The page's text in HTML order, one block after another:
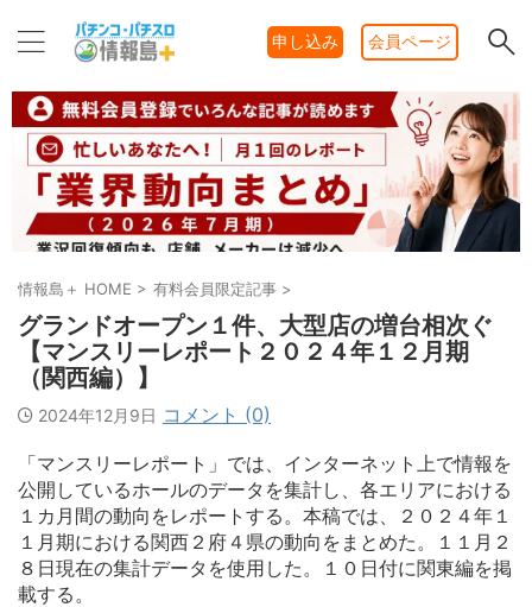
申し込み 会員ページ
情報島＋ HOME > 有料会員限定記事 >
グランドオープン１件、大型店の増台相次ぐ
【マンスリーレポート２０２４年１２月期
（関西編）】
2024年12月9日 コメント (0)
「マンスリーレポート」では、インターネット上で情報を
公開しているホールのデータを集計し、各エリアにおける
１カ月間の動向をレポートする。本稿では、２０２４年１
１月期における関西２府４県の動向をまとめた。１１月２
８日現在の集計データを使用した。１０日付に関東編を掲
載する。